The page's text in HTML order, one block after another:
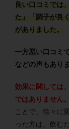
良い口コミでは
た」「調子が良
がありました。
一方悪い口コミ
などの声もあり
効果に関しては
ではありません。
ことで、徐々に
った方は、飲む